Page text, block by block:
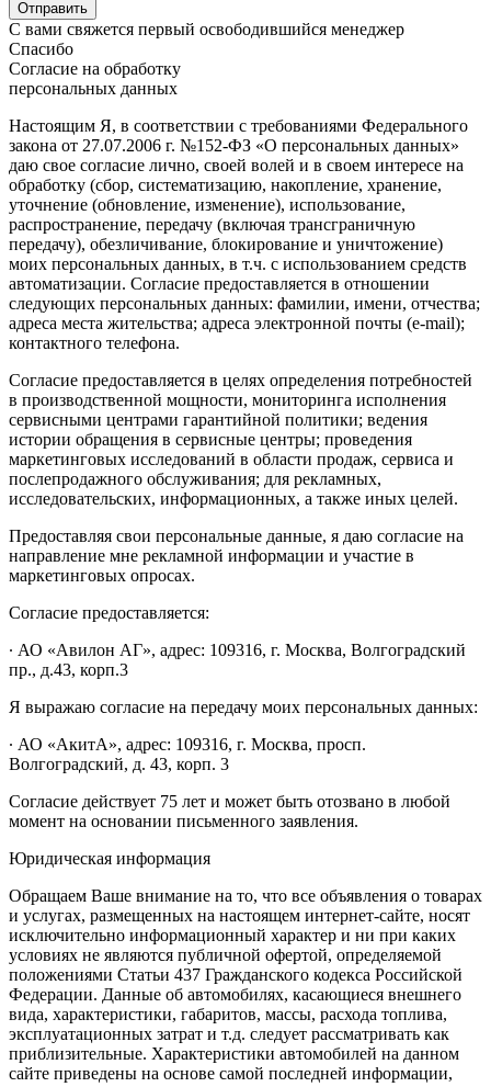
С вами свяжется первый освободившийся менеджер
Спасибо
Согласие на обработку
персональных данных
Настоящим Я, в соответствии с требованиями Федерального
закона от 27.07.2006 г. №152-ФЗ «О персональных данных»
даю свое согласие лично, своей волей и в своем интересе на
обработку (сбор, систематизацию, накопление, хранение,
уточнение (обновление, изменение), использование,
распространение, передачу (включая трансграничную
передачу), обезличивание, блокирование и уничтожение)
моих персональных данных, в т.ч. с использованием средств
автоматизации. Согласие предоставляется в отношении
следующих персональных данных: фамилии, имени, отчества;
адреса места жительства; адреса электронной почты (e-mail);
контактного телефона.
Согласие предоставляется в целях определения потребностей
в производственной мощности, мониторинга исполнения
сервисными центрами гарантийной политики; ведения
истории обращения в сервисные центры; проведения
маркетинговых исследований в области продаж, сервиса и
послепродажного обслуживания; для рекламных,
исследовательских, информационных, а также иных целей.
Предоставляя свои персональные данные, я даю согласие на
направление мне рекламной информации и участие в
маркетинговых опросах.
Согласие предоставляется:
∙ АО «Авилон АГ», адрес: 109316, г. Москва, Волгоградский
пр., д.43, корп.3
Я выражаю согласие на передачу моих персональных данных:
∙ АО «АкитА», адрес: 109316, г. Москва, просп.
Волгоградский, д. 43, корп. 3
Согласие действует 75 лет и может быть отозвано в любой
момент на основании письменного заявления.
Юридическая информация
Обращаем Ваше внимание на то, что все объявления о товарах
и услугах, размещенных на настоящем интернет-сайте, носят
исключительно информационный характер и ни при каких
условиях не являются публичной офертой, определяемой
положениями Статьи 437 Гражданского кодекса Российской
Федерации. Данные об автомобилях, касающиеся внешнего
вида, характеристики, габаритов, массы, расхода топлива,
эксплуатационных затрат и т.д. следует рассматривать как
приблизительные. Характеристики автомобилей на данном
сайте приведены на основе самой последней информации,